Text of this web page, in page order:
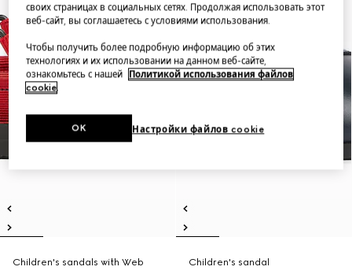
Children's sandals with Web Children's sandal
своих страницах в социальных сетях. Продолжая использовать этот
веб-сайт, вы соглашаетесь с условиями использования.
Чтобы получить более подробную информацию об этих
технологиях и их использовании на данном веб-сайте,
ознакомьтесь с нашей
Политикой использования файлов
cookie.
Настройки файлов cookie
OK